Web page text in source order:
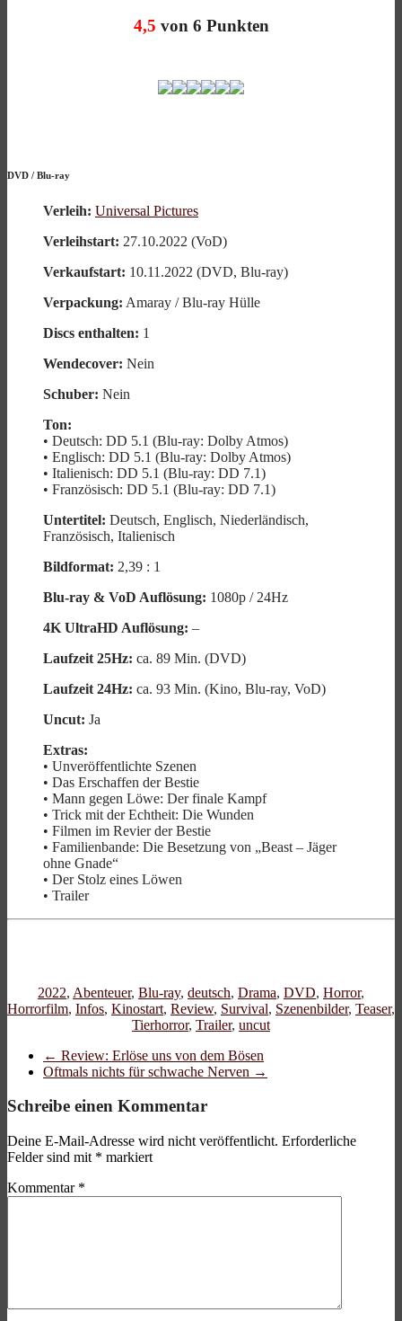
4,5 von 6 Punkten
DVD / Blu-ray
Verleih: Universal Pictures
Verleihstart: 27.10.2022 (VoD)
Verkaufstart: 10.11.2022 (DVD, Blu-ray)
Verpackung: Amaray / Blu-ray Hülle
Discs enthalten: 1
Wendecover: Nein
Schuber: Nein
Ton:
• Deutsch: DD 5.1 (Blu-ray: Dolby Atmos)
• Englisch: DD 5.1 (Blu-ray: Dolby Atmos)
• Italienisch: DD 5.1 (Blu-ray: DD 7.1)
• Französisch: DD 5.1 (Blu-ray: DD 7.1)
Untertitel: Deutsch, Englisch, Niederländisch,
Französisch, Italienisch
Bildformat: 2,39 : 1
Blu-ray & VoD Auflösung: 1080p / 24Hz
4K UltraHD Auflösung: –
Laufzeit 25Hz: ca. 89 Min. (DVD)
Laufzeit 24Hz: ca. 93 Min. (Kino, Blu-ray, VoD)
Uncut: Ja
Extras:
• Unveröffentlichte Szenen
• Das Erschaffen der Bestie
• Mann gegen Löwe: Der finale Kampf
• Trick mit der Echtheit: Die Wunden
• Filmen im Revier der Bestie
• Familienbande: Die Besetzung von „Beast – Jäger
ohne Gnade“
• Der Stolz eines Löwen
• Trailer
2022, Abenteuer, Blu-ray, deutsch, Drama, DVD, Horror,
Horrorfilm, Infos, Kinostart, Review, Survival, Szenenbilder, Teaser,
Tierhorror, Trailer, uncut
← Review: Erlöse uns von dem Bösen
Oftmals nichts für schwache Nerven →
Schreibe einen Kommentar
Deine E-Mail-Adresse wird nicht veröffentlicht. Erforderliche
Felder sind mit * markiert
Kommentar *